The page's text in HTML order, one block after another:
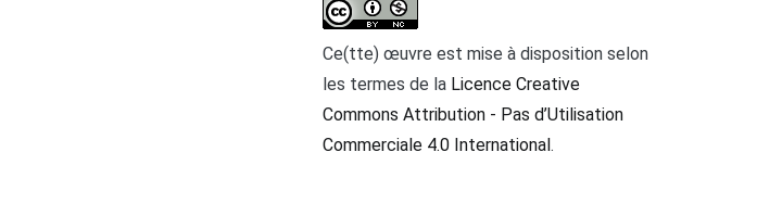
Ce(tte) œuvre est mise à disposition selon
les termes de la Licence Creative
Commons Attribution - Pas d’Utilisation
Commerciale 4.0 International .